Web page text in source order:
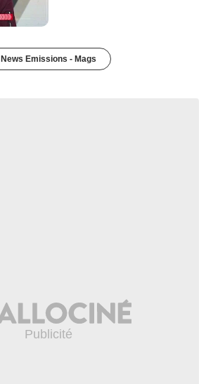
News Emissions - Mags